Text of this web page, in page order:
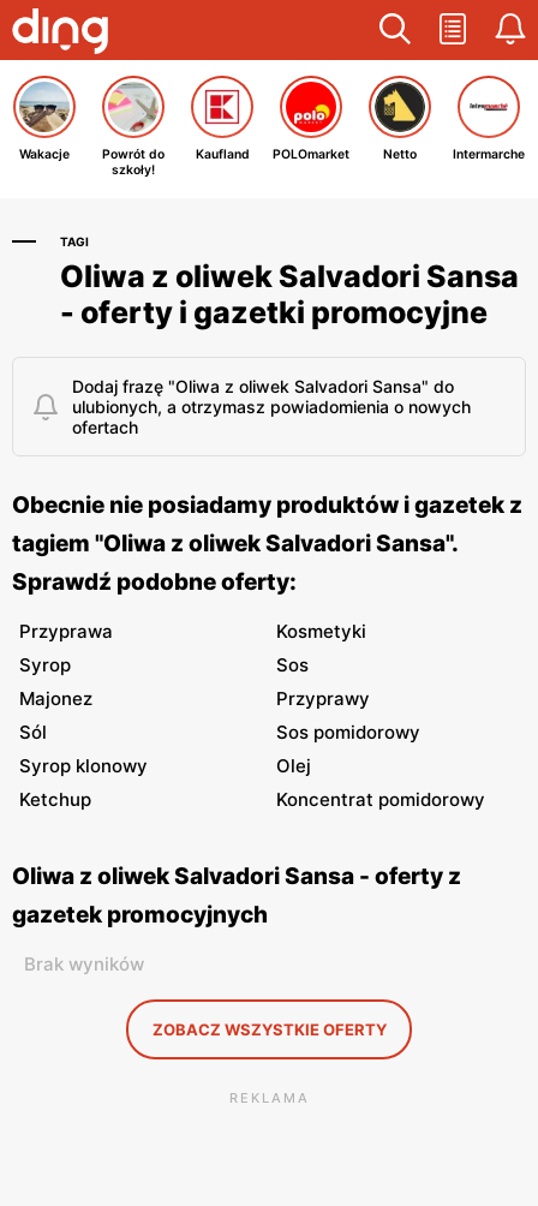
Wakacje
Powrót do
szkoły!
Kaufland POLOmarket Netto Intermarche
TAGI
Oliwa z oliwek Salvadori Sansa
- oferty i gazetki promocyjne
Dodaj frazę "Oliwa z oliwek Salvadori Sansa" do
ulubionych, a otrzymasz powiadomienia o nowych
ofertach
Obecnie nie posiadamy produktów i gazetek z
tagiem "Oliwa z oliwek Salvadori Sansa".
Sprawdź podobne oferty:
Przyprawa
Kosmetyki
Syrop
Sos
Majonez
Przyprawy
Sól
Sos pomidorowy
Syrop klonowy
Olej
Ketchup
Koncentrat pomidorowy
Oliwa z oliwek Salvadori Sansa - oferty z
gazetek promocyjnych
Brak wyników
ZOBACZ WSZYSTKIE OFERTY
REKLAMA